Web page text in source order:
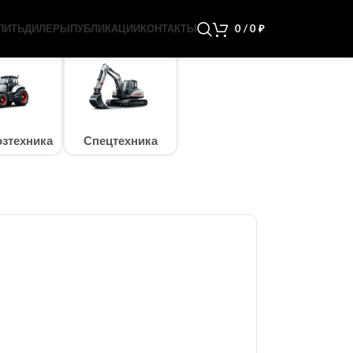
ДИЛЕРЫПУБЛИКАЦИИКОНТАКТЫ 0/0₽
Спецтехника